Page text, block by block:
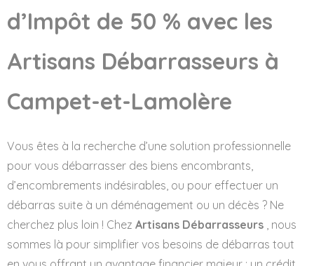
d’Impôt de 50 % avec les
Artisans Débarrasseurs à
Campet-et-Lamolère
Vous êtes à la recherche d’une solution professionnelle
pour vous débarrasser des biens encombrants,
d’encombrements indésirables, ou pour effectuer un
débarras suite à un déménagement ou un décès ? Ne
cherchez plus loin ! Chez Artisans Débarrasseurs , nous
sommes là pour simplifier vos besoins de débarras tout